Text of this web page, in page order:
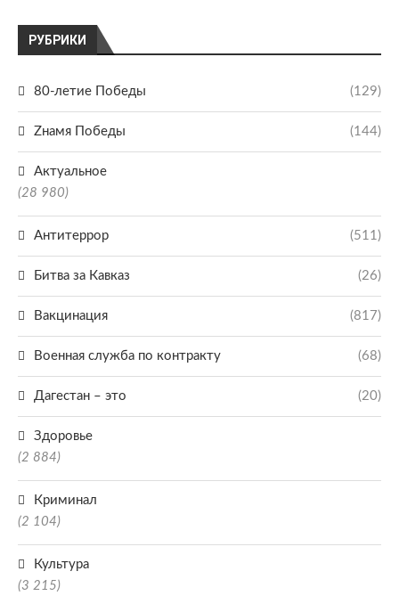
РУБРИКИ
80-летие Победы (129)
Zнамя Победы (144)
Актуальное
(28 980)
Антитеррор (511)
Битва за Кавказ (26)
Вакцинация (817)
Военная служба по контракту (68)
Дагестан – это (20)
Здоровье
(2 884)
Криминал
(2 104)
Культура
(3 215)